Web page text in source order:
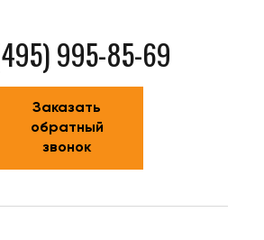
995-85-69
Заказать
обратный
звонок